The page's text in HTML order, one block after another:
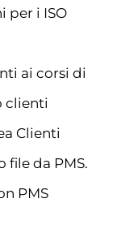
per i ISO
ai corsi di
clienti
Clienti
file da PMS.
PMS